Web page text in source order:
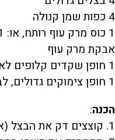
4 כפות שמן קנולה
אבקת מרק עוף
1 חופן שקדים קלופים לא קלויים (עם קליפה חומה דקה)
1 חופן צימוקים גדולים, לבנים או חומים, או חופן חמוציות
הכנה:
1. קוצצים דק את הבצל (אפשר גם במעבד מזון).